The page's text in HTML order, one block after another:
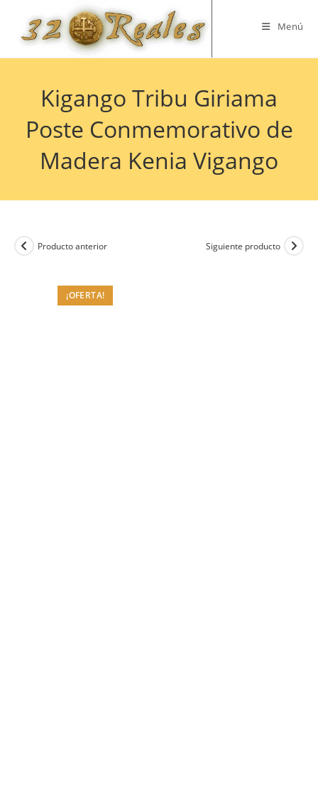
contenido
Menú
Kigango Tribu Giriama
Poste Conmemorativo de
Madera Kenia Vigango
¡OFERTA!
Producto anterior Siguiente producto